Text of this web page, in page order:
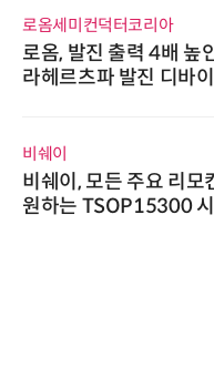
다래전략사업화센터
다래전략사업화센터,
026'서 글로벌 빅파마와
디에스앤지
디에스앤지, 'AI EXPO
26' 참가 성료… AI 전